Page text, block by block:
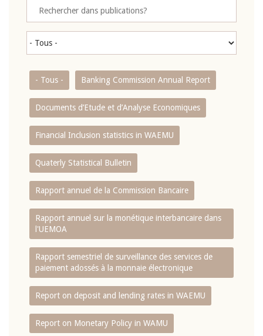
- Tous - Banking Commission Annual Report
Documents d’Etude et d’Analyse Economiques
Financial Inclusion statistics in WAEMU
Quaterly Statistical Bulletin
Rapport annuel de la Commission Bancaire
Rapport annuel sur la monétique interbancaire dans
l'UEMOA
Rapport semestriel de surveillance des services de
paiement adossés à la monnaie électronique
Report on deposit and lending rates in WAEMU
Report on Monetary Policy in WAMU